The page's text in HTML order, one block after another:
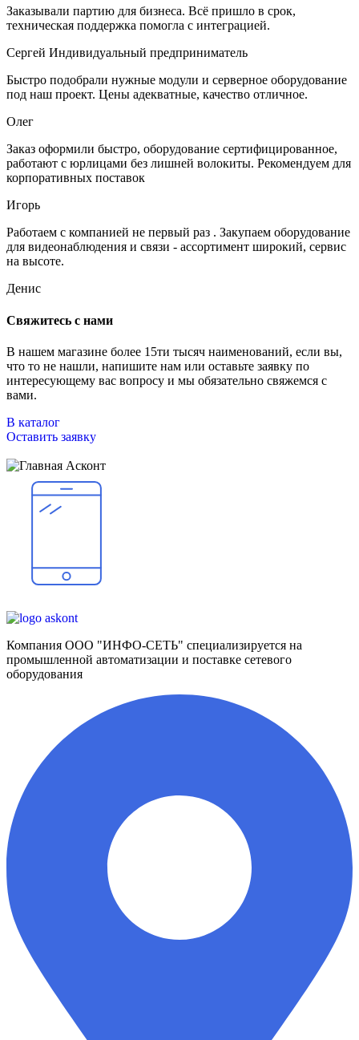
Заказывали партию для бизнеса. Всё пришло в срок,
техническая поддержка помогла с интеграцией.
Сергей Индивидуальный предприниматель
Быстро подобрали нужные модули и серверное оборудование
под наш проект. Цены адекватные, качество отличное.
Олег
Заказ оформили быстро, оборудование сертифицированное,
работают с юрлицами без лишней волокиты. Рекомендуем для
корпоративных поставок
Игорь
Работаем с компанией не первый раз . Закупаем оборудование
для видеонаблюдения и связи - ассортимент широкий, сервис
на высоте.
Денис
Свяжитесь с нами
В нашем магазине более 15ти тысяч наименований, если вы,
что то не нашли, напишите нам или оставьте заявку по
интересующему вас вопросу и мы обязательно свяжемся с
вами.
В каталог
Оставить заявку
Компания ООО "ИНФО-СЕТЬ" специализируется на
промышленной автоматизации и поставке сетевого
оборудования